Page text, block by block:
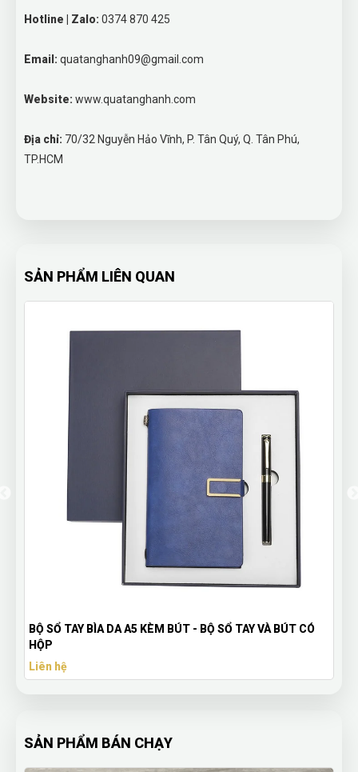
Hotline | Zalo: 0374 870 425
Email: quatanghanh09@gmail.com
Website: www.quatanghanh.com
Địa chỉ: 70/32 Nguyễn Hảo Vĩnh, P. Tân Quý, Q. Tân Phú,
TP.HCM
SẢN PHẨM LIÊN QUAN
KÈM BÚT - BỘ SỔ TAY VÀ BÚT CÓ
Huy Hiệu In Logo Đại
SẢN PHẨM BÁN CHẠY